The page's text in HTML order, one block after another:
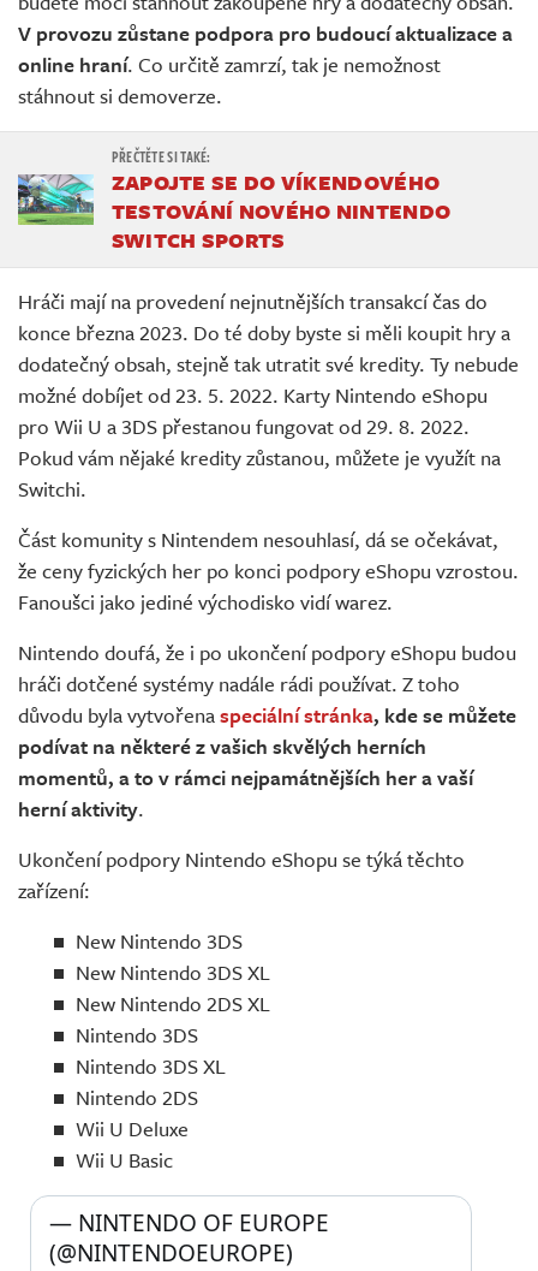
V provozu zůstane podpora pro budoucí aktualizace a
online hraní. Co určitě zamrzí, tak je nemožnost
stáhnout si demoverze.
ZAPOJTE SE DO VÍKENDOVÉHO
TESTOVÁNÍ NOVÉHO NINTENDO
SWITCH SPORTS
Hráči mají na provedení nejnutnějších transakcí čas do
konce března 2023. Do té doby byste si měli koupit hry a
dodatečný obsah, stejně tak utratit své kredity. Ty nebude
možné dobíjet od 23. 5. 2022. Karty Nintendo eShopu
pro Wii U a 3DS přestanou fungovat od 29. 8. 2022.
Pokud vám nějaké kredity zůstanou, můžete je využít na
Switchi.
Část komunity s Nintendem nesouhlasí, dá se očekávat,
že ceny fyzických her po konci podpory eShopu vzrostou.
Fanoušci jako jediné východisko vidí warez.
Nintendo doufá, že i po ukončení podpory eShopu budou
hráči dotčené systémy nadále rádi používat. Z toho
důvodu byla vytvořenaspeciální stránka, kde se můžete
podívat na některé z vašich skvělých herních
momentů, a to v rámci nejpamátnějších her a vaší
herní aktivity.
Ukončení podpory Nintendo eShopu se týká těchto
zařízení:
New Nintendo 3DS
New Nintendo 3DS XL
New Nintendo 2DS XL
Nintendo 3DS
Nintendo 3DS XL
Nintendo 2DS
Wii U Deluxe
Wii U Basic
— NINTENDO OF EUROPE
(@NINTENDOEUROPE)